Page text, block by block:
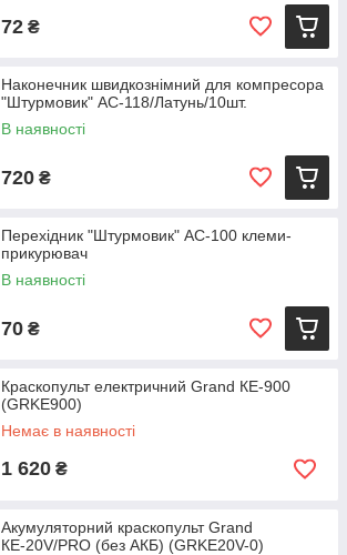
72 ₴
Наконечник швидкознімний для компресора
"Штурмовик" AC-118/Латунь/10шт.
В наявності
720 ₴
Перехідник "Штурмовик" АС-100 клеми-
прикурювач
В наявності
70 ₴
Краскопульт електричний Grand КЕ-900
(GRKЕ900)
Немає в наявності
1 620 ₴
Акумуляторний краскопульт Grand
КЕ-20V/PRO (без АКБ) (GRKE20V-0)